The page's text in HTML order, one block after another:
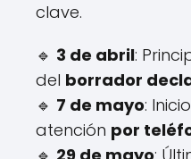
clave.
🔹 3 de abril:
del borrador
🔹 7 de mayo:
atención por